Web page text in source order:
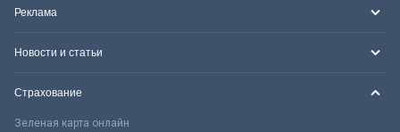
Реклама
Новости и статьи
Страхование
Зеленая карта онлайн